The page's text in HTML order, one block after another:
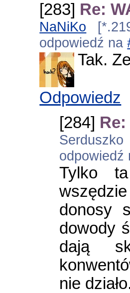
[283] Re:
NaNiKo
odpowiedź na
Tak.
Odpowiedz
[284]
Tylko
wszędzie
donosy
dowody
dają
nie